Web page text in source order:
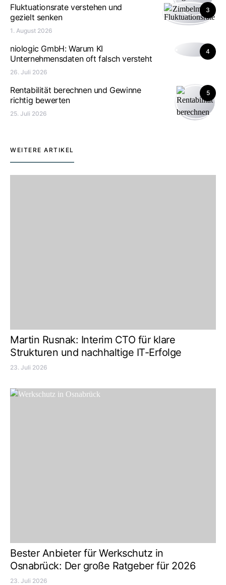
3
Fluktuationsrate verstehen und
gezielt senken
1. August 2026
4
niologic GmbH: Warum KI
Unternehmensdaten oft falsch versteht
26. Juli 2026
5
Rentabilität berechnen und Gewinne
richtig bewerten
25. Juli 2026
WEITERE ARTIKEL
Martin Rusnak: Interim CTO für klare
Strukturen und nachhaltige IT-Erfolge
23. Juli 2026
Bester Anbieter für Werkschutz in
Osnabrück: Der große Ratgeber für 2026
23. Juli 2026